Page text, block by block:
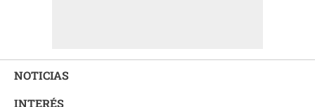
NOTICIAS
INTERÉS